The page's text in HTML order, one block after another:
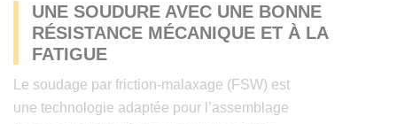
UNE SOUDURE AVEC UNE BONNE
RÉSISTANCE MÉCANIQUE ET À LA
FATIGUE
Le soudage par friction-malaxage (FSW) est
une technologie adaptée pour l’assemblage